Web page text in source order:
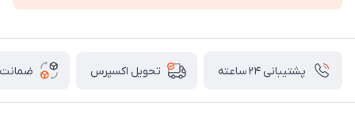
پشتیبانی ۲۴ ساعته تحویل اکسپرس ضمانت